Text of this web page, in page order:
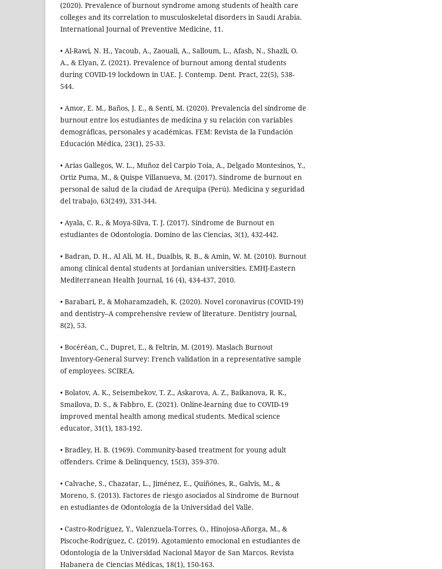
(2020). Prevalence of burnout syndrome among students of health care
colleges and its correlation to musculoskeletal disorders in Saudi Arabia.
International Journal of Preventive Medicine, 11.
• Al-Rawi, N. H., Yacoub, A., Zaouali, A., Salloum, L., Afash, N., Shazli, O.
A., & Elyan, Z. (2021). Prevalence of burnout among dental students
during COVID-19 lockdown in UAE. J. Contemp. Dent. Pract, 22(5), 538-
544.
• Amor, E. M., Baños, J. E., & Sentí, M. (2020). Prevalencia del síndrome de
burnout entre los estudiantes de medicina y su relación con variables
demográficas, personales y académicas. FEM: Revista de la Fundación
Educación Médica, 23(1), 25-33.
• Arias Gallegos, W. L., Muñoz del Carpio Toia, A., Delgado Montesinos, Y.,
Ortiz Puma, M., & Quispe Villanueva, M. (2017). Síndrome de burnout en
personal de salud de la ciudad de Arequipa (Perú). Medicina y seguridad
del trabajo, 63(249), 331-344.
• Ayala, C. R., & Moya-Silva, T. J. (2017). Síndrome de Burnout en
estudiantes de Odontología. Domino de las Ciencias, 3(1), 432-442.
• Badran, D. H., Al Ali, M. H., Duaibis, R. B., & Amin, W. M. (2010). Burnout
among clinical dental students at Jordanian universities. EMHJ-Eastern
Mediterranean Health Journal, 16 (4), 434-437, 2010.
• Barabari, P., & Moharamzadeh, K. (2020). Novel coronavirus (COVID-19)
and dentistry–A comprehensive review of literature. Dentistry journal,
8(2), 53.
• Bocéréan, C., Dupret, E., & Feltrin, M. (2019). Maslach Burnout
Inventory-General Survey: French validation in a representative sample
of employees. SCIREA.
• Bolatov, A. K., Seisembekov, T. Z., Askarova, A. Z., Baikanova, R. K.,
Smailova, D. S., & Fabbro, E. (2021). Online-learning due to COVID-19
improved mental health among medical students. Medical science
educator, 31(1), 183-192.
• Bradley, H. B. (1969). Community-based treatment for young adult
offenders. Crime & Delinquency, 15(3), 359-370.
• Calvache, S., Chazatar, L., Jiménez, E., Quiñónes, R., Galvis, M., &
Moreno, S. (2013). Factores de riesgo asociados al Síndrome de Burnout
en estudiantes de Odontología de la Universidad del Valle.
• Castro-Rodríguez, Y., Valenzuela-Torres, O., Hinojosa-Añorga, M., &
Piscoche-Rodríguez, C. (2019). Agotamiento emocional en estudiantes de
Odontología de la Universidad Nacional Mayor de San Marcos. Revista
Habanera de Ciencias Médicas, 18(1), 150-163.